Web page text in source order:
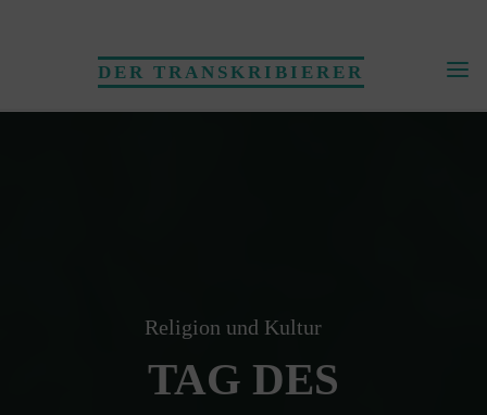
DER TRANSKRIBIERER
Religion und Kultur
TAG DES